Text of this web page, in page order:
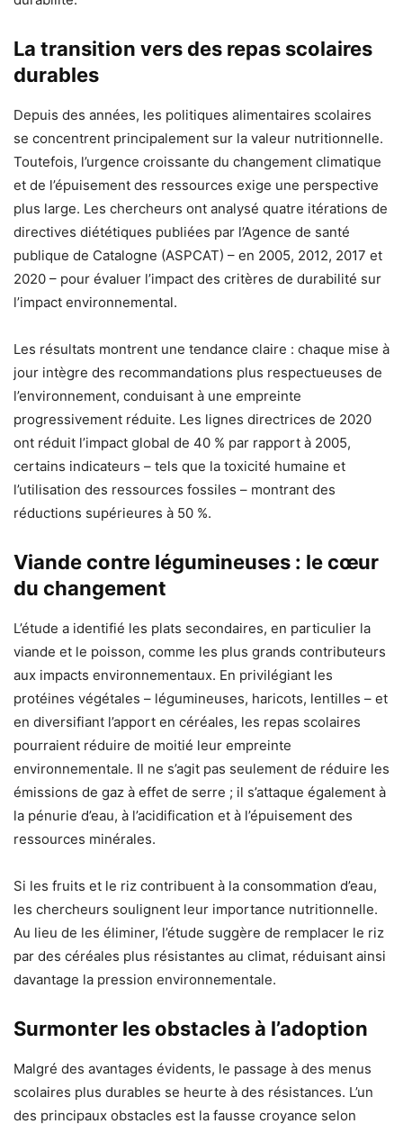
La transition vers des repas scolaires
durables
Depuis des années, les politiques alimentaires scolaires
se concentrent principalement sur la valeur nutritionnelle.
Toutefois, l’urgence croissante du changement climatique
et de l’épuisement des ressources exige une perspective
plus large. Les chercheurs ont analysé quatre itérations de
directives diététiques publiées par l’Agence de santé
publique de Catalogne (ASPCAT) – en 2005, 2012, 2017 et
2020 – pour évaluer l’impact des critères de durabilité sur
l’impact environnemental.
Les résultats montrent une tendance claire : chaque mise à
jour intègre des recommandations plus respectueuses de
l’environnement, conduisant à une empreinte
progressivement réduite. Les lignes directrices de 2020
ont réduit l’impact global de 40 % par rapport à 2005,
certains indicateurs – tels que la toxicité humaine et
l’utilisation des ressources fossiles – montrant des
réductions supérieures à 50 %.
Viande contre légumineuses : le cœur
du changement
L’étude a identifié les plats secondaires, en particulier la
viande et le poisson, comme les plus grands contributeurs
aux impacts environnementaux. En privilégiant les
protéines végétales – légumineuses, haricots, lentilles – et
en diversifiant l’apport en céréales, les repas scolaires
pourraient réduire de moitié leur empreinte
environnementale. Il ne s’agit pas seulement de réduire les
émissions de gaz à effet de serre ; il s’attaque également à
la pénurie d’eau, à l’acidification et à l’épuisement des
ressources minérales.
Si les fruits et le riz contribuent à la consommation d’eau,
les chercheurs soulignent leur importance nutritionnelle.
Au lieu de les éliminer, l’étude suggère de remplacer le riz
par des céréales plus résistantes au climat, réduisant ainsi
davantage la pression environnementale.
Surmonter les obstacles à l’adoption
Malgré des avantages évidents, le passage à des menus
scolaires plus durables se heurte à des résistances. L’un
des principaux obstacles est la fausse croyance selon